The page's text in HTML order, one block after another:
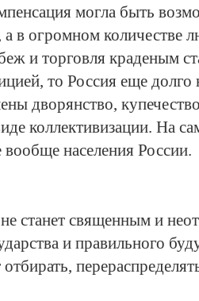
могла быть
а в огромном количестве
и торговля краденым
то Россия еще
дворянство,
коллективизации. На
вообще населения России.
станет священным и
и правильного